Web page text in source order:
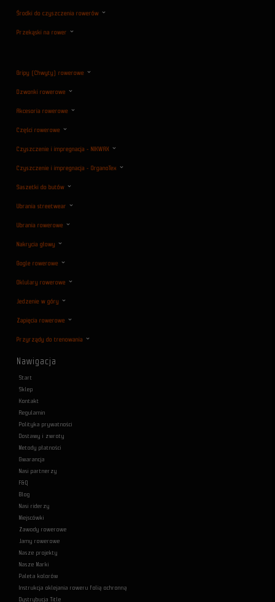
Środki do czyszczenia rowerów
Przekąski na rower
Gripy (Chwyty) rowerowe
Dzwonki rowerowe
Akcesoria rowerowe
Części rowerowe
Czyszczenie i impregnacja - NIKWAX
Czyszczenie i impregnacja - OrganoTex
Saszetki do butów
Ubrania streetwear
Ubrania rowerowe
Nakrycia głowy
Gogle rowerowe
Oklulary rowerowe
Jedzenie w góry
Zapięcia rowerowe
Przyrządy do trenowania
Nawigacja
Start
Sklep
Kontakt
Regulamin
Polityka prywatności
Dostawy i zwroty
Metody płatności
Gwarancja
Nasi partnerzy
F&Q
Blog
Nasi riderzy
Miejscówki
Zawody rowerowe
Jamy rowerowe
Nasze projekty
Nasze Marki
Paleta kolorów
Instrukcja oklejania roweru folią ochronną
Dystrybucja Title